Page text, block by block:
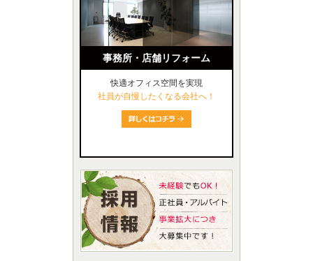
事務所・店舗リフォーム
快適オフィス空間を実現
社員が自慢したくなる会社へ！